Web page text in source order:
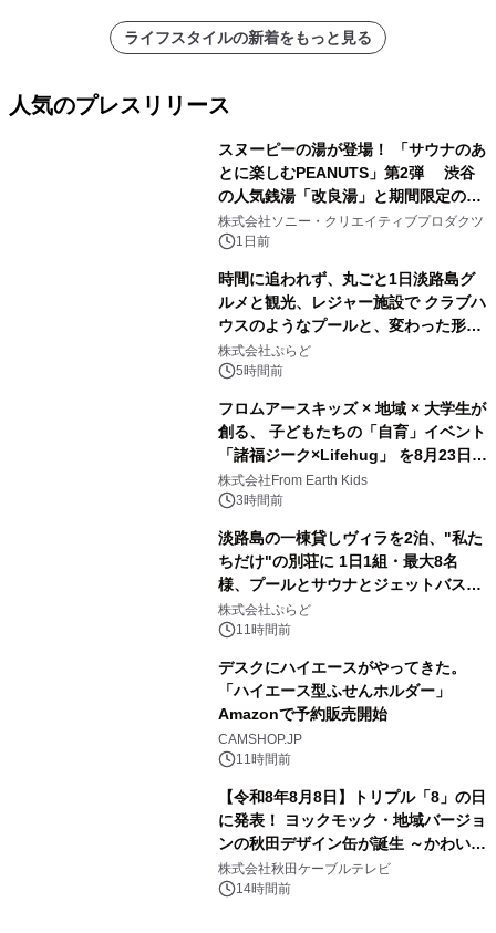
ライフスタイルの新着をもっと見る
人気のプレスリリース
スヌーピーの湯が登場！ 「サウナのあ
とに楽しむPEANUTS」第2弾 渋谷
の人気銭湯「改良湯」と期間限定のコ
ラボレーション サウナイキタイコラ
ボグッズも発売決定！
株式会社ソニー・クリエイティブプロダクツ
1日前
時間に追われず、丸ごと1日淡路島グ
ルメと観光、レジャー施設で クラブハ
ウスのようなプールと、変わった形の
サウナも 「THE BOXY AWAJI」のお
得な素泊まり連泊プランで
株式会社ぷらど
5時間前
フロムアースキッズ × 地域 × 大学生が
創る、 子どもたちの「自育」イベント
「諸福ジーク×Lifehug」 を8月23日
(日)開催
株式会社From Earth Kids
3時間前
淡路島の一棟貸しヴィラを2泊、"私た
ちだけ"の別荘に 1日1組・最大8名
様、プールとサウナとジェットバス付
きで Villa Mon Temps AWAJIの連泊
素泊りプラン
株式会社ぷらど
11時間前
デスクにハイエースがやってきた。
「ハイエース型ふせんホルダー」
Amazonで予約販売開始
CAMSHOP.JP
11時間前
【令和8年8月8日】トリプル「8」の日
に発表！ ヨックモック・地域バージョ
ンの秋田デザイン缶が誕生 ～かわいい
秋田犬の子犬と秋田の四季と名所を巡
るパッケージ～ 9月1日(火)秋田県内で
株式会社秋田ケーブルテレビ
14時間前